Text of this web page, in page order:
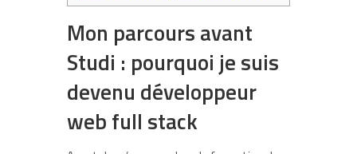
Mon parcours avant
Studi : pourquoi je suis
devenu développeur
web full stack